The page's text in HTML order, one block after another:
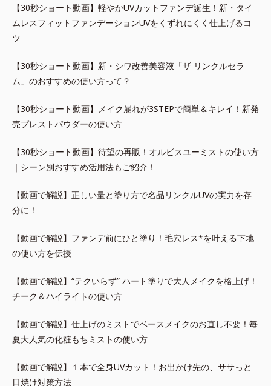
【30秒ショート動画】軽やかUVカットファンデ誕生！新・タイ
ムレスフィットファンデーションUVをくずれにくく仕上げるコ
ツ
【30秒ショート動画】新・シワ改善美容液「ザ リンクルセラ
ム」のおすすめの使い方って？
【30秒ショート動画】メイク崩れが3STEPで簡単＆キレイ！新発
売プレストパウダーの使い方
【30秒ショート動画】待望の再販！オルビスユーミストの使い方
｜シーン別おすすめ活用法もご紹介！
【動画で解説】正しい量と塗り方で名品リンクルUVの実力を存
分に！
【動画で解説】ファンデ前にひと塗り！毛穴レス*を叶える下地
の使い方を伝授
【動画で解説】“テクいらず” ハート塗りで大人メイクを格上げ！
チーク＆ハイライトの使い方
【動画で解説】仕上げのミストでベースメイクのお直し不要！毎
夏大人気の化粧もちミストの使い方
【動画で解説】１本で全身UVカット！お出かけ先の、ササっと
日焼け対策方法